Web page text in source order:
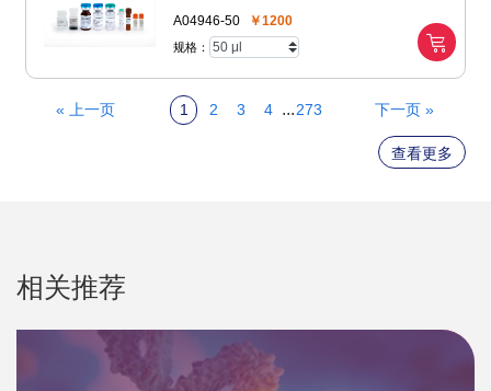
A04946-50 ￥1200
规格：
« 上一页 1 2 3 4 ...273 下一页 »
查看更多
相关推荐